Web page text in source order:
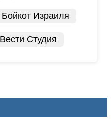
Бойкот Израиля
Вести Студия